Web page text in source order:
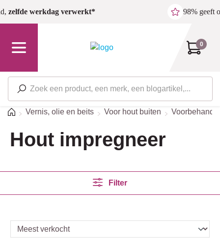
Ga naar de hoofdinhoud
zelfde werkdag verwerkt* 98% geeft
0
HomeVernis, olie en beits Voor hout buiten
Hout impregneer
Filter